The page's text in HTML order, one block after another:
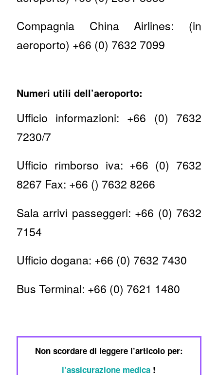
Compagnia China Airlines: (in
aeroporto) +66 (0) 7632 7099
Numeri utili dell’aeroporto:
Ufficio informazioni: +66 (0) 7632
7230/7
Ufficio rimborso iva: +66 (0) 7632
8267 Fax: +66 () 7632 8266
Sala arrivi passeggeri: +66 (0) 7632
7154
Ufficio dogana: +66 (0) 7632 7430
Bus Terminal: +66 (0) 7621 1480
Non scordare di leggere l’articolo per:
l’assicurazione medica !